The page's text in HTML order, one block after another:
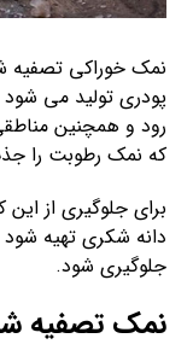
نمک خوراکی تصفیه
پودری تولید می
رود و همچنین
که نمک رطوبت را
برای جلوگیری از
دانه شکری تهیه شود
جلوگیری شود.
نمک تصفیه